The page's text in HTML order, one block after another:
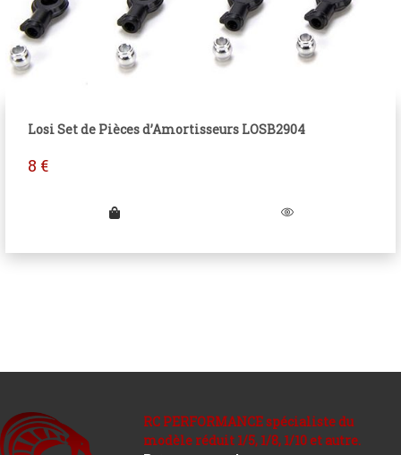
Losi Set de Pièces d’Amortisseurs LOSB2904
8 €
RC PERFORMANCE spécialiste du
modèle réduit 1/5, 1/8, 1/10 et autre.